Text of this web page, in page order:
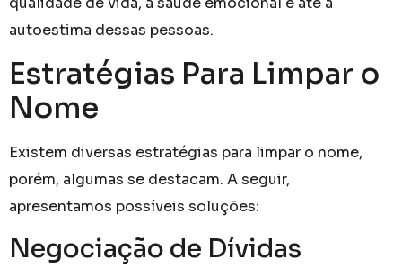
autoestima dessas pessoas.
Estratégias Para Limpar o
Nome
Existem diversas estratégias para limpar o nome,
porém, algumas se destacam. A seguir,
apresentamos possíveis soluções:
Negociação de Dívidas